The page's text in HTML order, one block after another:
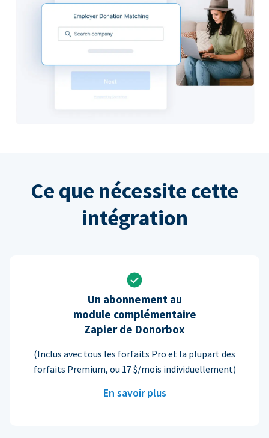
Ce que nécessite cette
intégration
Un abonnement au
module complémentaire
Zapier de Donorbox
(Inclus avec tous les forfaits Pro et la plupart des
forfaits Premium, ou 17 $/mois individuellement)
En savoir plus